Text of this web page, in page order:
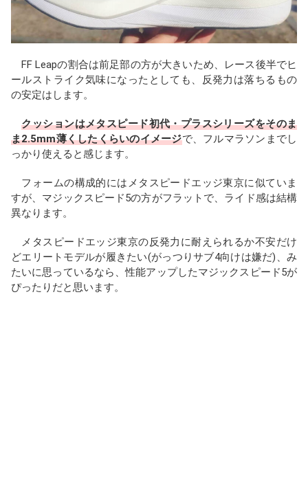
FF Leapの割合は前足部の方が大きいため、レース後半でヒ
ールストライク気味になったとしても、反発力は落ちるもの
の安定はします。
クッションはメタスピード初代・プラスシリーズをそのま
ま2.5mm薄くしたくらいのイメージで、フルマラソンまでし
っかり使えると感じます。
フォームの構成的にはメタスピードエッジ東京に似ていま
すが、マジックスピード5の方がフラットで、ライド感は結構
異なります。
メタスピードエッジ東京の反発力に耐えられるか不安だけ
どエリートモデルが履きたい(がっつりサブ4向けは嫌だ)、み
たいに思っているなら、性能アップしたマジックスピード5が
ぴったりだと思います。